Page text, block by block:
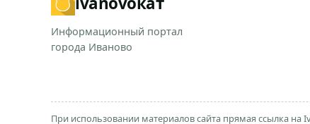
Информационный портал
города Иваново
При использовании материалов сайта прямая ссылка на